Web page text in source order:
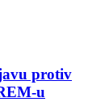
protiv
u